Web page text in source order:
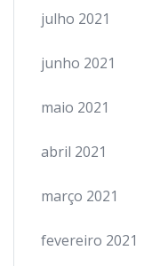
julho 2021
junho 2021
maio 2021
abril 2021
março 2021
fevereiro 2021